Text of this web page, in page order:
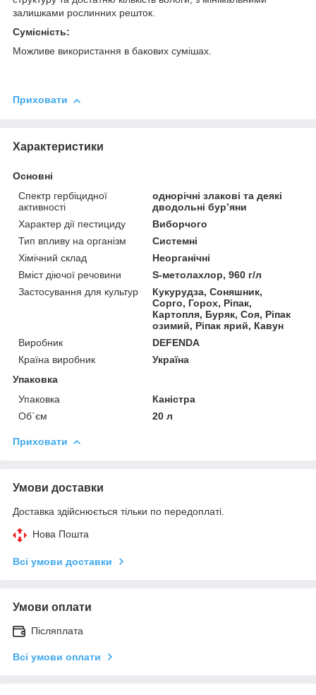
залишками рослинних решток.
Сумісність:
Можливе використання в бакових сумішах.
Приховати
Характеристики
Основні
Спектр гербіцидної
активності
однорічні злакові та деякі
дводольні бур’яни
Характер дії пестициду
Виборчого
Тип впливу на організм
Системні
Хімічний склад
Неорганічні
Вміст діючої речовини
S-метолахлор, 960 г/л
Застосування для культур
Кукурудза, Соняшник,
Сорго, Горох, Ріпак,
Картопля, Буряк, Соя, Ріпак
озимий, Ріпак ярий, Кавун
Виробник
DEFENDA
Країна виробник
Україна
Упаковка
Упаковка
Каністра
Об`єм
20 л
Приховати
Умови доставки
Доставка здійснюється тільки по передоплаті.
Нова Пошта
Всі умови доставки
Умови оплати
Післяплата
Всі умови оплати